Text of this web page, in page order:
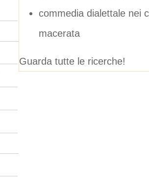
commedia dialettale nei
macerata
Guarda tutte le ricerche!